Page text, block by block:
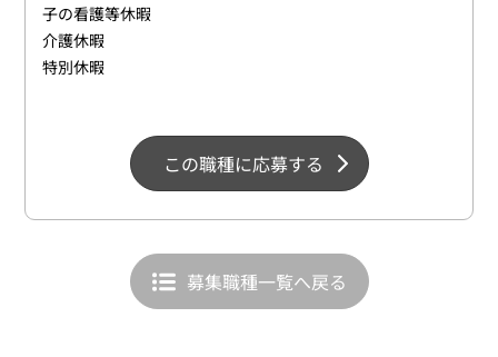
子の看護等休暇
介護休暇
特別休暇
この職種に応募する
募集職種一覧へ戻る